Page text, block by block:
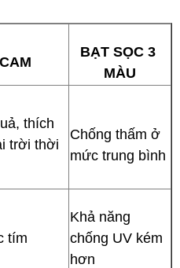
BẠT SỌC 3
MÀU
thích
trời thời
Chống thấm ở
mức trung bình
tím
Khả năng
chống UV kém
hơn